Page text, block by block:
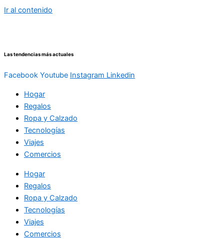
Ir al contenido
Las tendencias más actuales
Facebook Youtube Instagram Linkedin
Hogar
Regalos
Ropa y Calzado
Tecnologías
Viajes
Comercios
Hogar
Regalos
Ropa y Calzado
Tecnologías
Viajes
Comercios